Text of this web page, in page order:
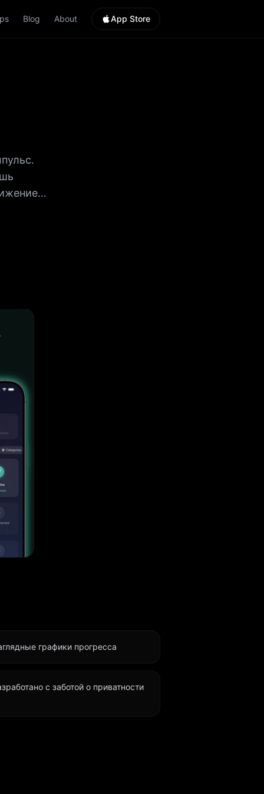
Blog About App Store
и
с
по
графики прогресса
с заботой о приватности